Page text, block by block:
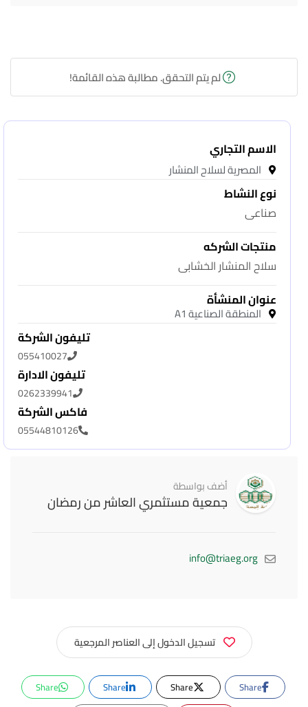
لم يتم التحقق. مطالبة هذه القائمة!
الاسم التجاري
المصرية لسلاح المنشار
نوع النشاط
صناعى
منتجات الشركه
سلاح المنشار الخشابى
عنوان المنشأة
المنطقة الصناعية A1
تليفون الشركة
055410027
تليفون الادارة
0262339941
فاكس الشركة
05544810126
أضف بواسطة
جمعية مستثمري العاشر من رمضان
info@triaeg.org
تسجيل الدخول إلى العناصر المرجعية
Share
Share
Share
Share